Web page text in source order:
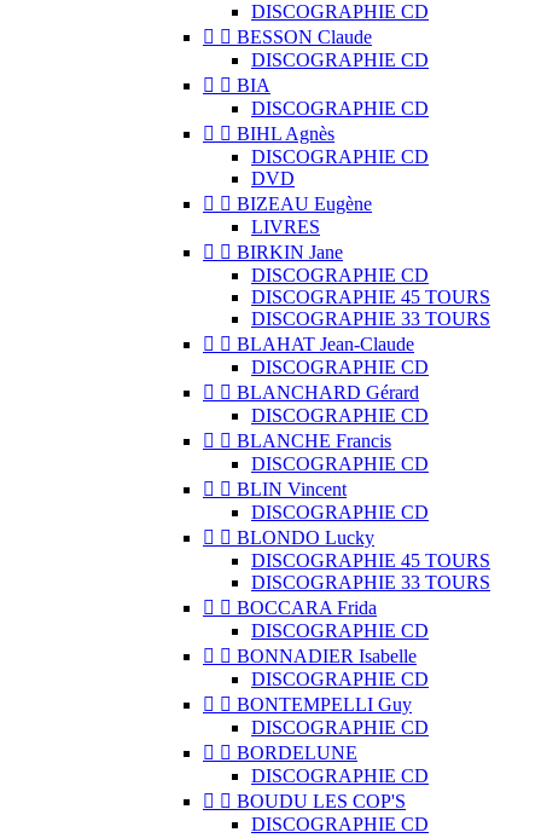
DISCOGRAPHIE CD
  BESSON Claude
DISCOGRAPHIE CD
  BIA
DISCOGRAPHIE CD
  BIHL Agnès
DISCOGRAPHIE CD
DVD
  BIZEAU Eugène
LIVRES
  BIRKIN Jane
DISCOGRAPHIE CD
DISCOGRAPHIE 45 TOURS
DISCOGRAPHIE 33 TOURS
  BLAHAT Jean-Claude
DISCOGRAPHIE CD
  BLANCHARD Gérard
DISCOGRAPHIE CD
  BLANCHE Francis
DISCOGRAPHIE CD
  BLIN Vincent
DISCOGRAPHIE CD
  BLONDO Lucky
DISCOGRAPHIE 45 TOURS
DISCOGRAPHIE 33 TOURS
  BOCCARA Frida
DISCOGRAPHIE CD
  BONNADIER Isabelle
DISCOGRAPHIE CD
  BONTEMPELLI Guy
DISCOGRAPHIE CD
  BORDELUNE
DISCOGRAPHIE CD
  BOUDU LES COP'S
DISCOGRAPHIE CD